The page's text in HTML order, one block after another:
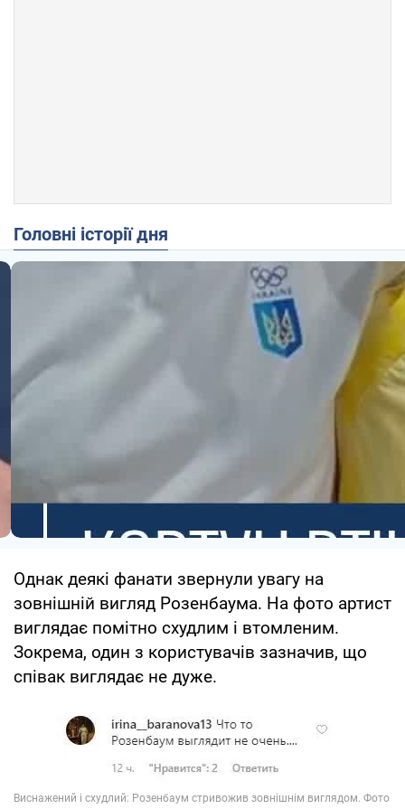
Головні історії дня
Однак деякі фанати звернули увагу на
зовнішній вигляд Розенбаума. На фото артист
виглядає помітно схудлим і втомленим.
Зокрема, один з користувачів зазначив, що
співак виглядає не дуже.